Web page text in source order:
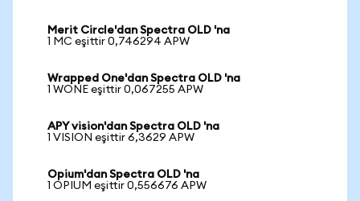
Merit Circle'dan Spectra OLD 'na
1 MC eşittir 0,746294 APW
Wrapped One'dan Spectra OLD 'na
1 WONE eşittir 0,067255 APW
APY vision'dan Spectra OLD 'na
1 VISION eşittir 6,3629 APW
Opium'dan Spectra OLD 'na
1 OPIUM eşittir 0,556676 APW